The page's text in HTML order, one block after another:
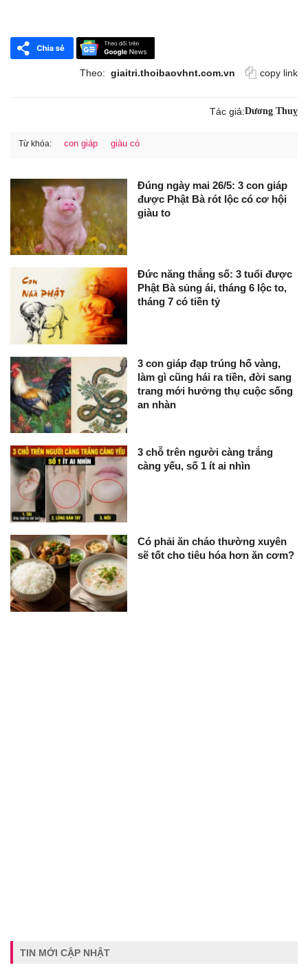
Theo: giaitri.thoibaovhnt.com.vn copy link
Tác giả:Dương Thuỵ
Từ khóa: con giáp giàu có
Đúng ngày mai 26/5: 3 con giáp
được Phật Bà rót lộc có cơ hội
giàu to
Đức năng thắng số: 3 tuổi được
Phật Bà sủng ái, tháng 6 lộc to,
tháng 7 có tiền tỷ
3 con giáp đạp trúng hố vàng,
làm gì cũng hái ra tiền, đời sang
trang mới hưởng thụ cuộc sống
an nhàn
3 chỗ trên người càng trắng
càng yếu, số 1 ít ai nhìn
Có phải ăn cháo thường xuyên
sẽ tốt cho tiêu hóa hơn ăn cơm?
TIN MỚI CẬP NHẬT